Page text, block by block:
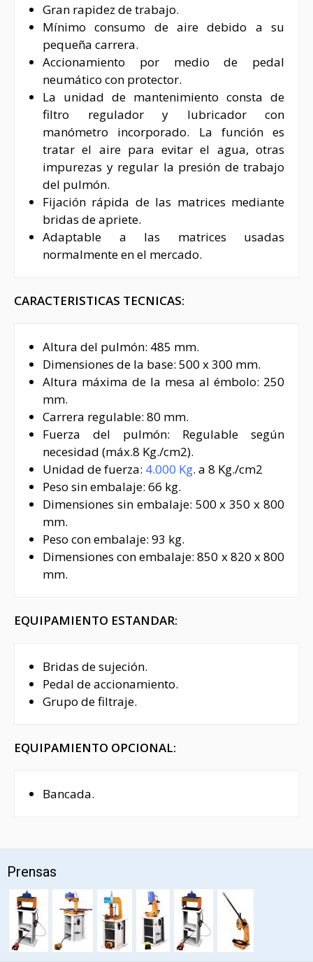
Gran rapidez de trabajo.
Mínimo consumo de aire debido a su
pequeña carrera.
Accionamiento por medio de pedal
neumático con protector.
La unidad de mantenimiento consta de
filtro regulador y lubricador con
manómetro incorporado. La función es
tratar el aire para evitar el agua, otras
impurezas y regular la presión de trabajo
del pulmón.
Fijación rápida de las matrices mediante
bridas de apriete.
Adaptable a las matrices usadas
normalmente en el mercado.
CARACTERISTICAS TECNICAS:
Altura del pulmón: 485 mm.
Dimensiones de la base: 500 x 300 mm.
Altura máxima de la mesa al émbolo: 250
mm.
Carrera regulable: 80 mm.
Fuerza del pulmón: Regulable según
necesidad (máx.8 Kg./cm2).
Unidad de fuerza: 4.000 Kg. a 8 Kg./cm2
Peso sin embalaje: 66 kg.
Dimensiones sin embalaje: 500 x 350 x 800
mm.
Peso con embalaje: 93 kg.
Dimensiones con embalaje: 850 x 820 x 800
mm.
EQUIPAMIENTO ESTANDAR:
Bridas de sujeción.
Pedal de accionamiento.
Grupo de filtraje.
EQUIPAMIENTO OPCIONAL:
Bancada.
Prensas